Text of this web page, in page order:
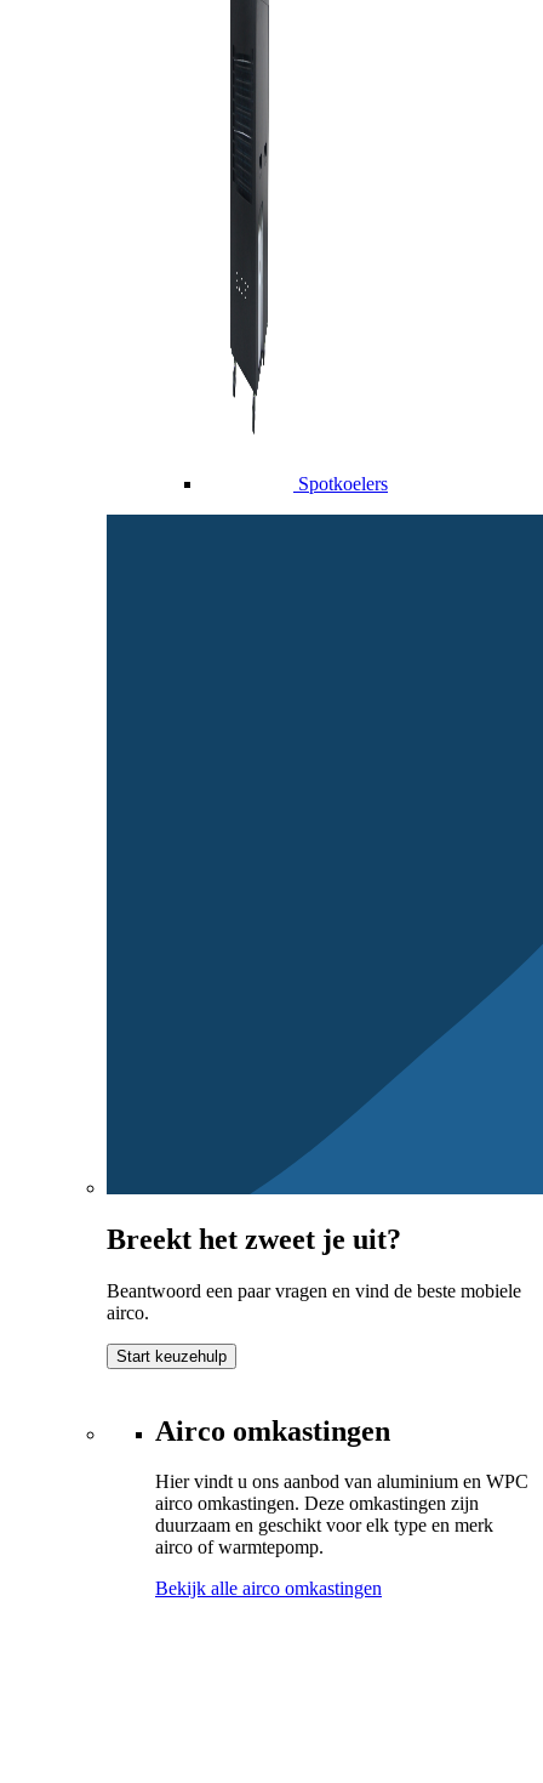
Spotkoelers
Breekt het zweet je uit?
Beantwoord een paar vragen en vind de beste mobiele
airco.
Start keuzehulp
Airco omkastingen
Hier vindt u ons aanbod van aluminium en WPC
airco omkastingen. Deze omkastingen zijn
duurzaam en geschikt voor elk type en merk
airco of warmtepomp.
Bekijk alle airco omkastingen